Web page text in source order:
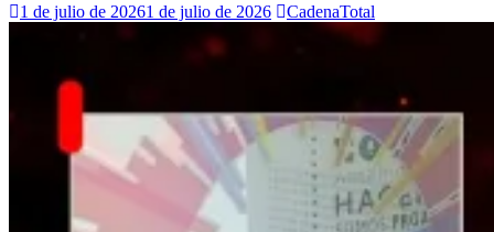
1 de julio de 20261 de julio de 2026 CadenaTotal